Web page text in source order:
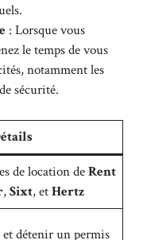
: Lorsque vous
le temps de vous
notamment les
sécurité.
de location deRent
,Sixt, etHertz
et détenir un permis